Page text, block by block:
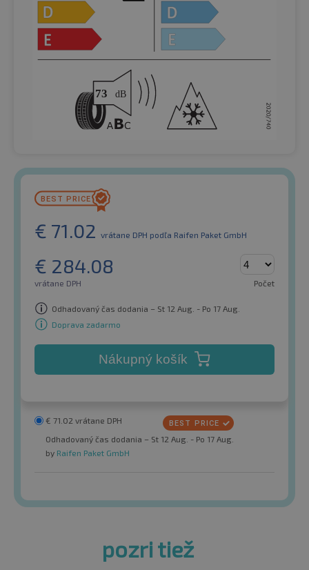
€ 71.02 vrátane DPH podľa Raifen Paket GmbH
€ 284.08
vrátane DPH Počet
Odhadovaný čas dodania – St 12 Aug. - Po 17 Aug.
Doprava zadarmo
Nákupný košík
€ 71.02 vrátane DPH
Odhadovaný čas dodania – St 12 Aug. - Po 17 Aug.
by Raifen Paket GmbH
pozri tiež